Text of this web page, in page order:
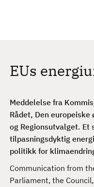
EUs
Meddelelse fra
Rådet, Den
og Regionsutvalget.
tilpasningsdyktig
politikk for
Communication from
Parliament, the